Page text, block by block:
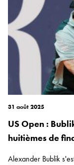
31 août 2025
US Open :
huitièmes de
Alexander Bublik